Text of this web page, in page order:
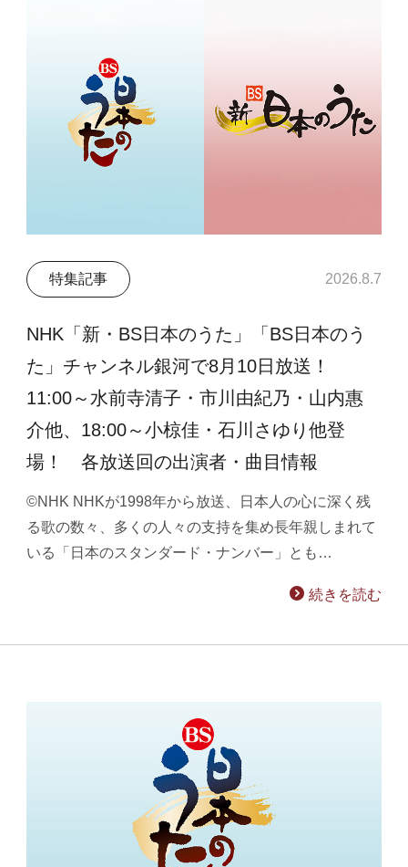
特集記事 2026.8.7
NHK「新・BS日本のうた」「BS日本のう
た」チャンネル銀河で8月10日放送！
11:00～水前寺清子・市川由紀乃・山内惠
介他、18:00～小椋佳・石川さゆり他登
場！ 各放送回の出演者・曲目情報
©NHK NHKが1998年から放送、日本人の心に深く残
る歌の数々、多くの人々の支持を集め長年親しまれて
いる「日本のスタンダード・ナンバー」とも…
続きを読む